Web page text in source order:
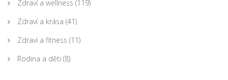
Zdraví a wellness (119)
Zdraví a krása (41)
Zdraví a fitness (11)
Rodina a děti (8)